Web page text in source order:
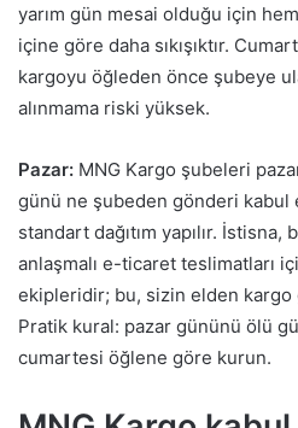
yarım gün mesai olduğu için
içine göre daha sıkışıktır.
kargoyu öğleden önce şubeye
alınmama riski yüksek.
Pazar: MNG Kargo şubeleri
günü ne şubeden gönderi kabul
standart dağıtım yapılır. İstisna,
anlaşmalı e-ticaret teslimatları
ekipleridir; bu, sizin elden kargo
Pratik kural: pazar gününü ölü
cumartesi öğlene göre kurun.